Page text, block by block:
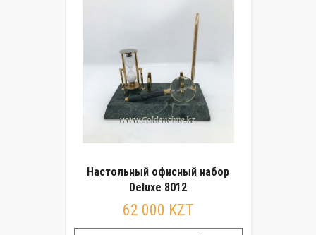
Настольный офисный набор
Deluxe 8012
62 000 KZT